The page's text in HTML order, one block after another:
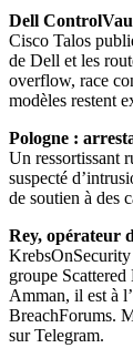
Dell
Cisco Talos
de Dell et les
overflow, race
modèles restent
Pologne :
Un ressortissant
suspecté
de soutien à des
Rey, opérateur
KrebsOnSecurity
groupe
Amman, il est à
BreachForums.
sur Telegram.